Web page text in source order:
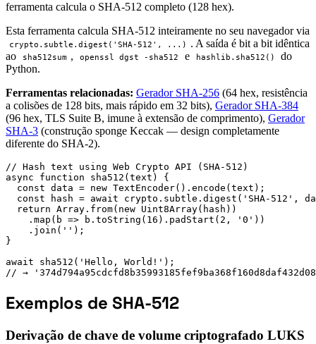
ferramenta calcula o SHA-512 completo (128 hex).
Esta ferramenta calcula SHA-512 inteiramente no seu navegador via
crypto.subtle.digest('SHA-512', ...)
. A saída é bit a bit idêntica
ao
sha512sum , openssl dgst -sha512 e hashlib.sha512()
do
Python.
Ferramentas relacionadas: Gerador SHA-256 (64 hex, resistência
a colisões de 128 bits, mais rápido em 32 bits), Gerador SHA-384
(96 hex, TLS Suite B, imune à extensão de comprimento), Gerador
SHA-3 (construção sponge Keccak — design completamente
diferente do SHA-2).
// Hash text using Web Crypto API (SHA-512)
async function sha512(text) {
  const data = new TextEncoder().encode(text);
const hash = await crypto.subtle.digest('SHA-512',
  return Array.from(new Uint8Array(hash))
    .map(b => b.toString(16).padStart(2, '0'))
    .join('');
}
await sha512('Hello, World!');
// →
Exemplos de SHA-512
Derivação de chave de volume criptografado LUKS